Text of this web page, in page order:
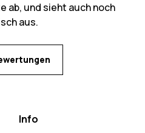
ab, und sieht auch noch
aus.
Info